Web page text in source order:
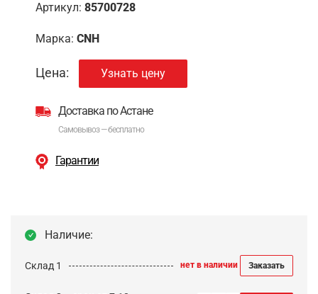
Артикул: 85700728
Марка: CNH
Цена: Узнать цену
Доставка по Астане
Самовывоз — бесплатно
Гарантии
Наличие:
Склад 1 нет в наличии Заказать